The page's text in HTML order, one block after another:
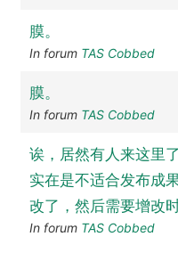
膜。
In forum TAS Cobbed
膜。
In forum TAS Cobbed
诶，居然有人来这里了？ 我前几天还在想
实在是不适合发布成
改了，然后需要增改
In forum TAS Cobbed